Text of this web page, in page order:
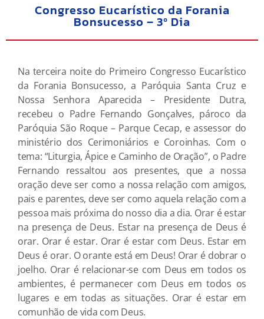
Congresso Eucarístico da Forania
Bonsucesso – 3º Dia
Na terceira noite do Primeiro Congresso Eucarístico
da Forania Bonsucesso, a Paróquia Santa Cruz e
Nossa Senhora Aparecida – Presidente Dutra,
recebeu o Padre Fernando Gonçalves, pároco da
Paróquia São Roque – Parque Cecap, e assessor do
ministério dos Cerimoniários e Coroinhas. Com o
tema: “Liturgia, Ápice e Caminho de Oração”, o Padre
Fernando ressaltou aos presentes, que a nossa
oração deve ser como a nossa relação com amigos,
pais e parentes, deve ser como aquela relação com a
pessoa mais próxima do nosso dia a dia. Orar é estar
na presença de Deus. Estar na presença de Deus é
orar. Orar é estar. Orar é estar com Deus. Estar em
Deus é orar. O orante está em Deus! Orar é dobrar o
joelho. Orar é relacionar-se com Deus em todos os
ambientes, é permanecer com Deus em todos os
lugares e em todas as situações. Orar é estar em
comunhão de vida com Deus.